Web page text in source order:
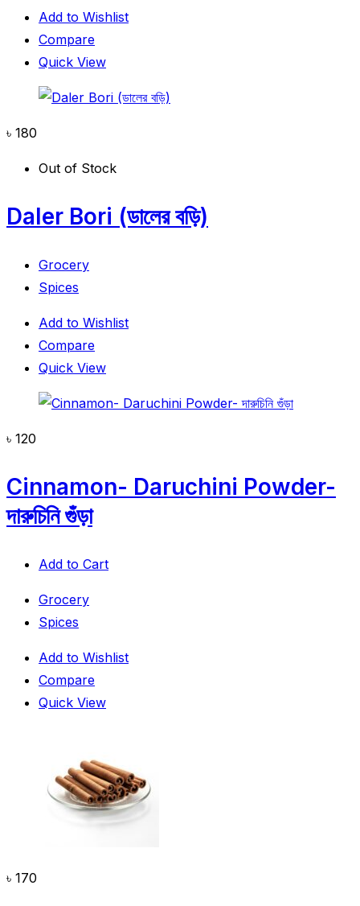
Add to Wishlist
Compare
Quick View
৳ 180
Out of Stock
Daler Bori (ডালের বড়ি)
Grocery
Spices
Add to Wishlist
Compare
Quick View
৳ 120
Cinnamon- Daruchini Powder-
দারুচিনি গুঁড়া
Add to Cart
Grocery
Spices
Add to Wishlist
Compare
Quick View
৳ 170